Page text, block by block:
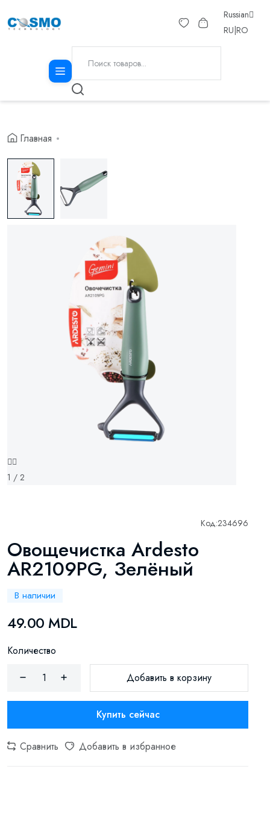
Russian
RU RO
Главная
1 / 2
Код:234696
Овощечистка Ardesto
AR2109PG, Зелёный
В наличии
49.00 MDL
Количество
Добавить в корзину
Купить сейчас
Сравнить Добавить в избранное